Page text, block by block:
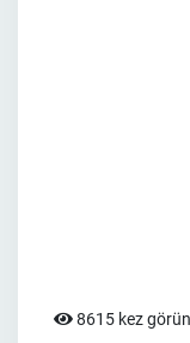
8615 kez